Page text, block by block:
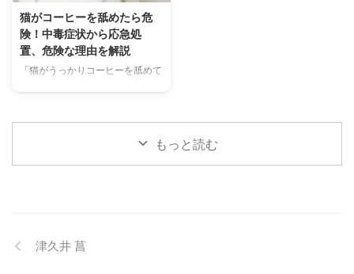
さらに、留守番中の注意点や、猫
が本当に喜ぶ暑さ対策について、
当メディアの編集部が実際に試し
た体験談もご紹介します。この記
る ...
...
猫がコーヒーを舐めたら危
険！中毒症状から応急処
置、危険な理由を解説
「猫がうっかりコーヒーを舐めて
み物であるコーヒーには、猫にと
って非常に危険な成分であるカフ
がコーヒーを誤飲してしまった際
もっと読む
津久井 菖